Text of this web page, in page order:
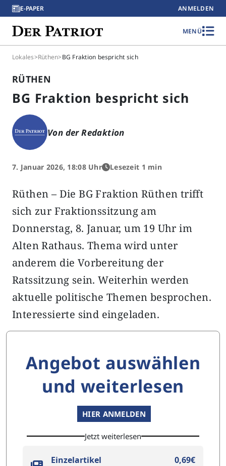
E-PAPER ANMELDEN
MENÜ
Lokales>Rüthen>BG Fraktion bespricht sich
RÜTHEN
BG Fraktion bespricht sich
Von der Redaktion
7. Januar 2026, 18:08 Uhr Lesezeit 1 min
Rüthen – Die BG Fraktion Rüthen trifft
sich zur Fraktionssitzung am
Donnerstag, 8. Januar, um 19 Uhr im
Alten Rathaus. Thema wird unter
anderem die Vorbereitung der
Ratssitzung sein. Weiterhin werden
aktuelle politische Themen besprochen.
Interessierte sind eingeladen.
Angebot auswählen
und weiterlesen
HIER ANMELDEN
Jetzt weiterlesen
Einzelartikel 0,69€